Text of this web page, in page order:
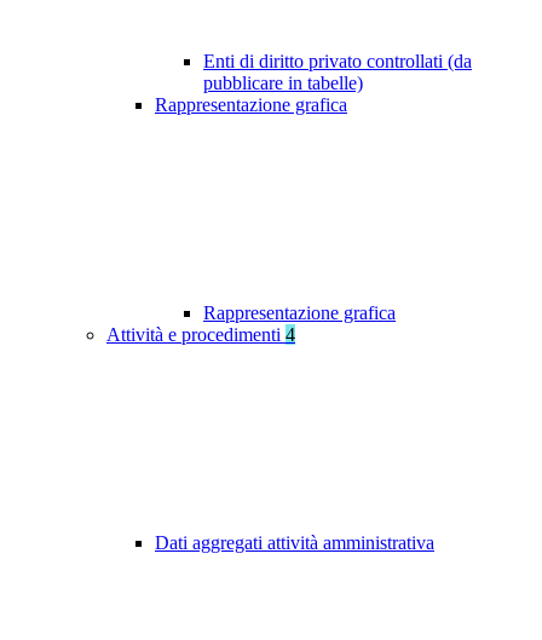
Enti di diritto privato controllati (da
pubblicare in tabelle)
Rappresentazione grafica
Rappresentazione grafica
Attività e procedimenti 4
Dati aggregati attività amministrativa